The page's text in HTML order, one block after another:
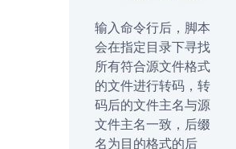
输入命令行后，脚本
会在指定目录下寻找
所有符合源文件格式
的文件进行转码，转
码后的文件主名与源
文件主名一致，后缀
名为目的格式的后